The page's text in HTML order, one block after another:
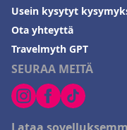
SEURAA MEITÄ
Usein kysytyt
Ota yhteyttä
Travelmyth GPT